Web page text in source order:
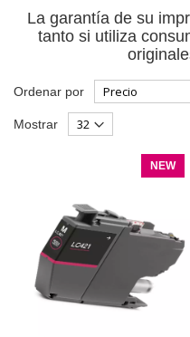
La garantía de su
tanto si utiliza
Ordenar por
Mostrar
NEW